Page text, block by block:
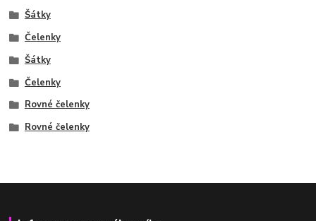
Šátky
Čelenky
Šátky
Čelenky
Rovné čelenky
Rovné čelenky